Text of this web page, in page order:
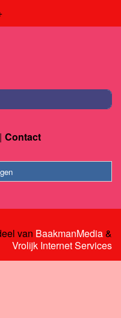
Contact
van BaakmanMedia&
Vrolijk Internet Services